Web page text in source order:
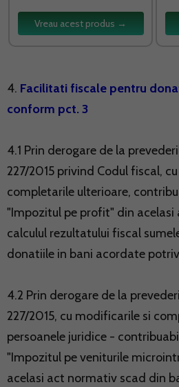
Vreau acest produs →
4. Facilitati fiscale pentru
conform pct. 3
4.1 Prin derogare de la
227/2015 privind Codul fiscal,
completarile ulterioare,
"Impozitul pe profit" din
calculul rezultatului fiscal
donatiile in bani acordate
4.2 Prin derogare de la
227/2015, cu modificarile si
persoanele juridice -
"Impozitul pe veniturile
acelasi act normativ scad din